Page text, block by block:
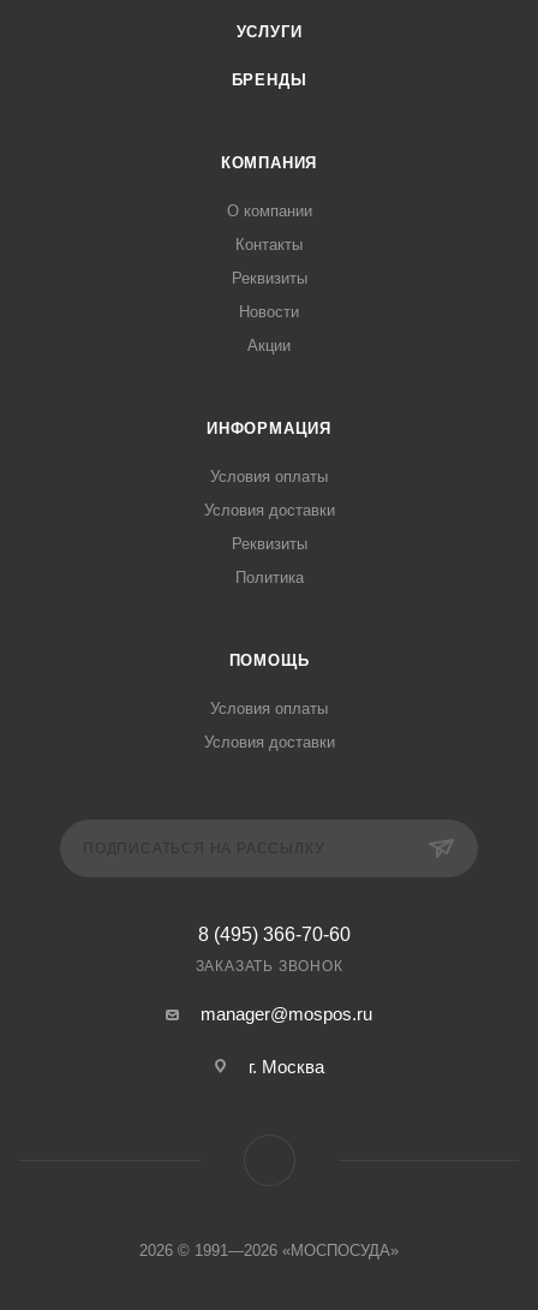
УСЛУГИ
БРЕНДЫ
КОМПАНИЯ
О компании
Контакты
Реквизиты
Новости
Акции
ИНФОРМАЦИЯ
Условия оплаты
Условия доставки
Реквизиты
Политика
ПОМОЩЬ
Условия оплаты
Условия доставки
8 (495) 366-70-60
ЗАКАЗАТЬ ЗВОНОК
manager@mospos.ru
г. Москва
2026 © 1991—2026 «МОСПОСУДА»